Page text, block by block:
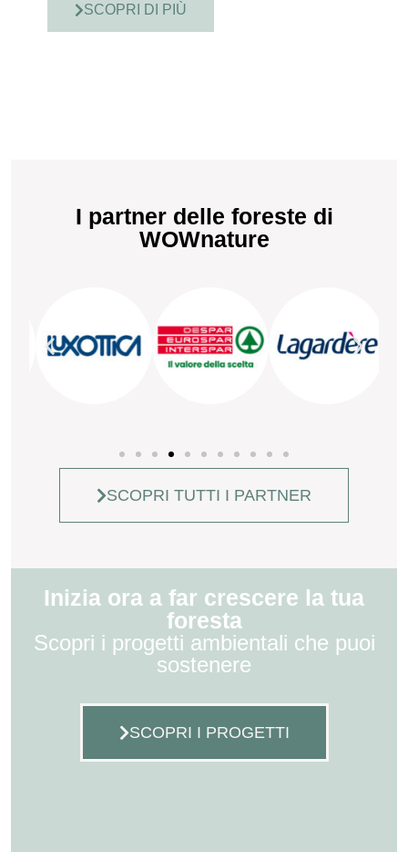
SCOPRI DI PIÙ
I partner delle foreste di
WOWnature
SCOPRI TUTTI I PARTNER
Inizia ora a far crescere la tua
foresta
Scopri i progetti ambientali che puoi
sostenere
SCOPRI I PROGETTI